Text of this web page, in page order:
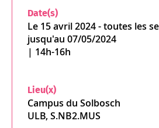
Date(s)
Le15 avril 2024- toutes les
jusqu'au 07/05/2024
| 14h-16h
Lieu(x)
Campus du Solbosch
ULB, S.NB2.MUS